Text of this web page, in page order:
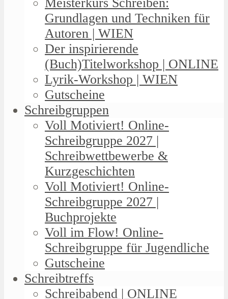
Grundlagen und Techniken für
Autoren | WIEN
Der inspirierende
(Buch)Titelworkshop | ONLINE
Lyrik-Workshop | WIEN
Gutscheine
Schreibgruppen
Voll Motiviert! Online-
Schreibgruppe 2027 |
Schreibwettbewerbe &
Kurzgeschichten
Voll Motiviert! Online-
Schreibgruppe 2027 |
Buchprojekte
Voll im Flow! Online-
Schreibgruppe für Jugendliche
Gutscheine
Schreibtreffs
Schreibabend | ONLINE